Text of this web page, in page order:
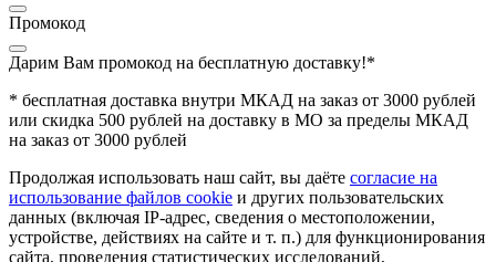
Промокод
Дарим Вам промокод на бесплатную доставку!*
* бесплатная доставка внутри МКАД на заказ от 3000 рублей
или скидка 500 рублей на доставку в МО за пределы МКАД
на заказ от 3000 рублей
Продолжая использовать наш сайт, вы даёте согласие на
использование файлов cookie и других пользовательских
данных (включая IP-адрес, сведения о местоположении,
устройстве, действиях на сайте и т. п.) для функционирования
сайта, проведения статистических исследований,